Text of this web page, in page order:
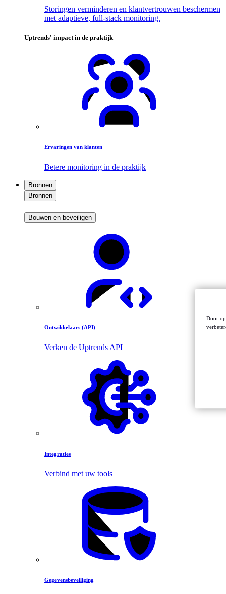
Storingen verminderen en klantvertrouwen beschermen
met adaptieve, full-stack monitoring.
Uptrends' impact in de praktijk
Ervaringen van klanten
Betere monitoring in de praktijk
Bronnen
Bronnen
Bouwen en beveiligen
Ontwikkelaars (API)
Verken de Uptrends API
Integraties
Verbind met uw tools
Gegevensbeveiliging
Door